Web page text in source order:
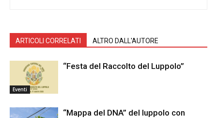
ARTICOLI CORRELATI ALTRO DALL'AUTORE
Eventi
“Festa del Raccolto del Luppolo”
“Mappa del DNA” del luppolo con